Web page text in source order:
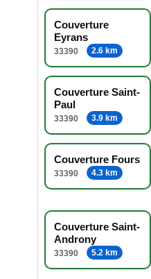
Couverture
Eyrans
33390 2.6 km
Couverture Saint-
Paul
33390 3.9 km
Couverture Fours
33390 4.3 km
Couverture Saint-
Androny
33390 5.2 km